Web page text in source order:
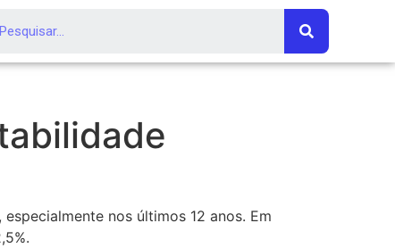
nos últimos 12 anos. Em